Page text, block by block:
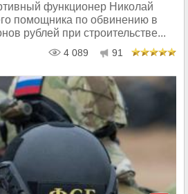
функционер Николай
помощника по обвинению в
рублей при строительстве...
4 089 91